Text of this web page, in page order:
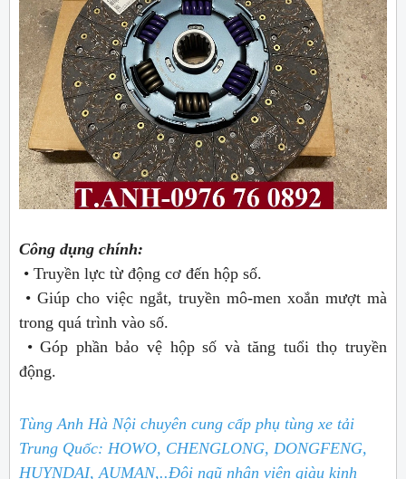
Công dụng chính:
• Truyền lực từ động cơ đến hộp số.
• Giúp cho việc ngắt, truyền mô-men xoắn mượt mà
trong quá trình vào số.
• Góp phần bảo vệ hộp số và tăng tuổi thọ truyền
động.
Tùng Anh Hà Nội chuyên cung cấp phụ tùng xe tải
Trung Quốc: HOWO, CHENGLONG, DONGFENG,
HUYNDAI, AUMAN,..Đội ngũ nhân viên giàu kinh